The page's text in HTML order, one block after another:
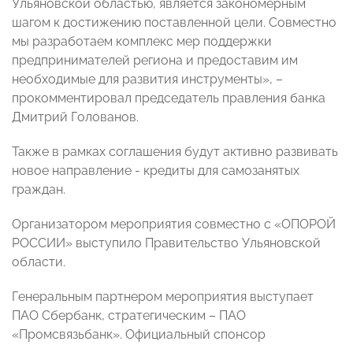
Ульяновской областью, является закономерным
шагом к достижению поставленной цели. Совместно
мы разработаем комплекс мер поддержки
предпринимателей региона и предоставим им
необходимые для развития инструменты», –
прокомментировал председатель правления банка
Дмитрий Голованов.
Также в рамках соглашения будут активно развивать
новое направление - кредиты для самозанятых
граждан.
Организатором мероприятия совместно с «ОПОРОЙ
РОССИИ» выступило Правительство Ульяновской
области.
Генеральным партнером мероприятия выступает
ПАО Сбербанк, стратегическим – ПАО
«Промсвязьбанк». Официальный спонсор